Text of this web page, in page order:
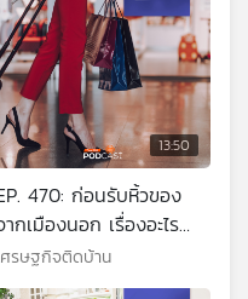
13:50
470: ก่อนรับหิ้วของ
ากเมืองนอก เรื่องอะไร
องรู้จะได้ไม่พลาด !!
ศรษฐกิจติดบ้าน